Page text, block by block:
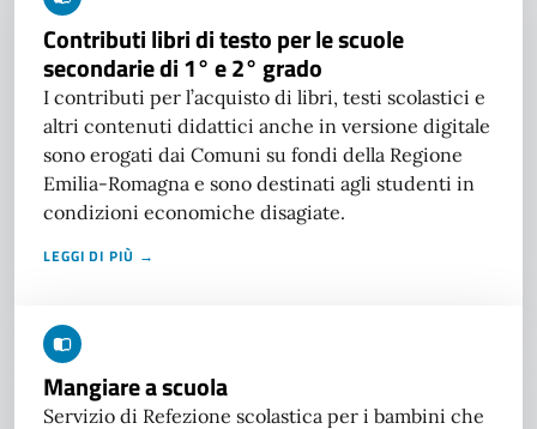
Contributi libri di testo per le scuole
secondarie di 1° e 2° grado
I contributi per l’acquisto di libri, testi scolastici e
altri contenuti didattici anche in versione digitale
sono erogati dai Comuni su fondi della Regione
Emilia-Romagna e sono destinati agli studenti in
condizioni economiche disagiate.
LEGGI DI PIÙ →
Mangiare a scuola
Servizio di Refezione scolastica per i bambini che